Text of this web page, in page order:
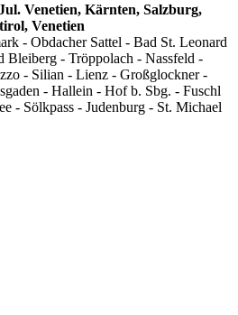
Venetien, Kärnten, Salzburg,
Venetien
- Obdacher Sattel - Bad St. Leonard
- Tröppolach - Nassfeld -
- Silian - Lienz - Großglockner -
- Hallein - Hof b. Sbg. - Fuschl
- Sölkpass - Judenburg - St. Michael